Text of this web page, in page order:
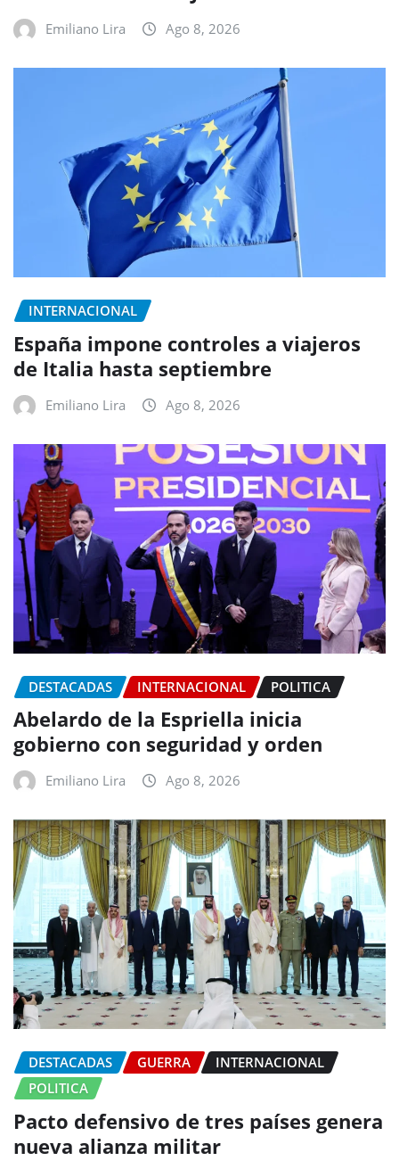
Emiliano Lira Ago 8, 2026
INTERNACIONAL
España impone controles a viajeros
de Italia hasta septiembre
Emiliano Lira Ago 8, 2026
DESTACADAS INTERNACIONAL POLITICA
Abelardo de la Espriella inicia
gobierno con seguridad y orden
Emiliano Lira Ago 8, 2026
DESTACADAS GUERRA
INTERNACIONAL
POLITICA
Pacto defensivo de tres países genera
nueva alianza militar